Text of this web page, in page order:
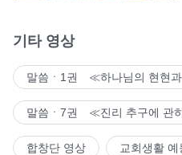
기타 영상
말씀ㆍ1권 ≪하나님의 현현
말씀ㆍ7권 ≪진리 추구에 관
합창단 영상 교회생활 예